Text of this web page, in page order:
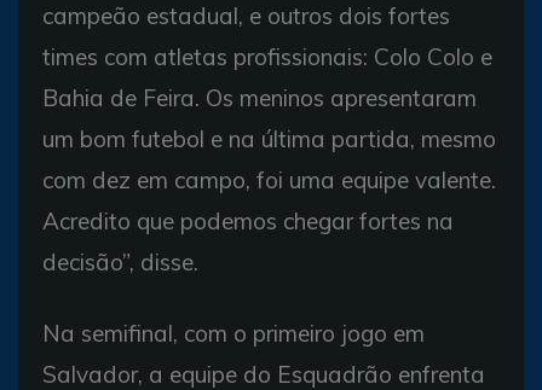
campeão estadual, e outros dois fortes
times com atletas profissionais: Colo Colo e
Bahia de Feira. Os meninos apresentaram
um bom futebol e na última partida, mesmo
com dez em campo, foi uma equipe valente.
Acredito que podemos chegar fortes na
decisão”, disse.
Na semifinal, com o primeiro jogo em
Salvador, a equipe do Esquadrão enfrenta